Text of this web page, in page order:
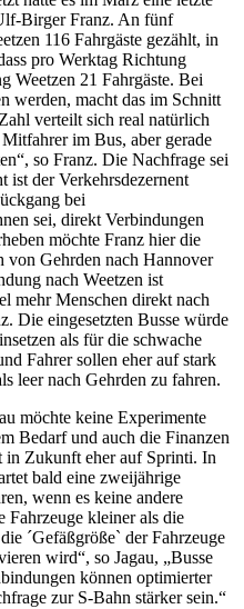
Birger Franz. An fünf
116 Fahrgäste gezählt, in
pro Werktag Richtung
Weetzen 21 Fahrgäste. Bei
werden, macht das im Schnitt
verteilt sich real natürlich
im Bus, aber gerade
so Franz. Die Nachfrage sei
ist der Verkehrsdezernent
bei
sei, direkt Verbindungen
möchte Franz hier die
von Gehrden nach Hannover
nach Weetzen ist
mehr Menschen direkt nach
Die eingesetzten Busse würde
als für die schwache
Fahrer sollen eher auf stark
leer nach Gehrden zu fahren.
möchte keine Experimente
Bedarf und auch die Finanzen
in Zukunft eher auf Sprinti. In
bald eine zweijährige
wenn es keine andere
Fahrzeuge kleiner als die
´Gefäßgröße` der Fahrzeuge
wird“, so Jagau, „Busse
können optimierter
zur S-Bahn stärker sein.“